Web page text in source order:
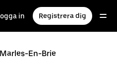
in Registrera dig
Marles-En-Brie